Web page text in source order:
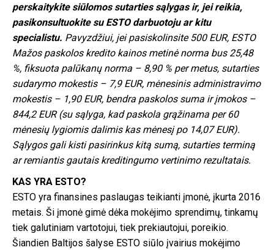
perskaitykite siūlomos sutarties sąlygas ir, jei reikia,
pasikonsultuokite su ESTO darbuotoju ar kitu
specialistu. Pavyzdžiui, jei pasiskolinsite 500 EUR, ESTO
Mažos paskolos kredito kainos metinė norma bus 25,48
%, fiksuota palūkanų norma – 8,90 % per metus, sutarties
sudarymo mokestis – 7,9 EUR, mėnesinis administravimo
mokestis – 1,90 EUR, bendra paskolos suma ir įmokos –
844,2 EUR (su sąlyga, kad paskola grąžinama per 60
mėnesių lygiomis dalimis kas mėnesį po 14,07 EUR).
Sąlygos gali kisti pasirinkus kitą sumą, sutarties terminą
ar remiantis gautais kreditingumo vertinimo rezultatais.
KAS YRA ESTO?
ESTO yra finansines paslaugas teikianti įmonė, įkurta 2016
metais. Ši įmonė gimė dėka mokėjimo sprendimų, tinkamų
tiek galutiniam vartotojui, tiek prekiautojui, poreikio.
Šiandien Baltijos šalyse ESTO siūlo įvairius mokėjimo